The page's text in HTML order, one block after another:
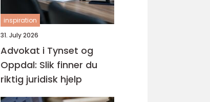
inspiration
31. July 2026
Advokat i Tynset og
Oppdal: Slik finner du
riktig juridisk hjelp